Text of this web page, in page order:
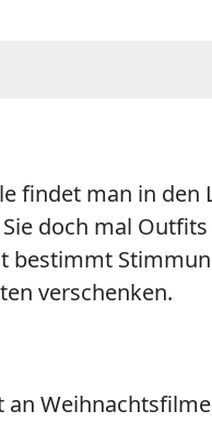
findet man in den
doch mal
bestimmt
verschenken.
an